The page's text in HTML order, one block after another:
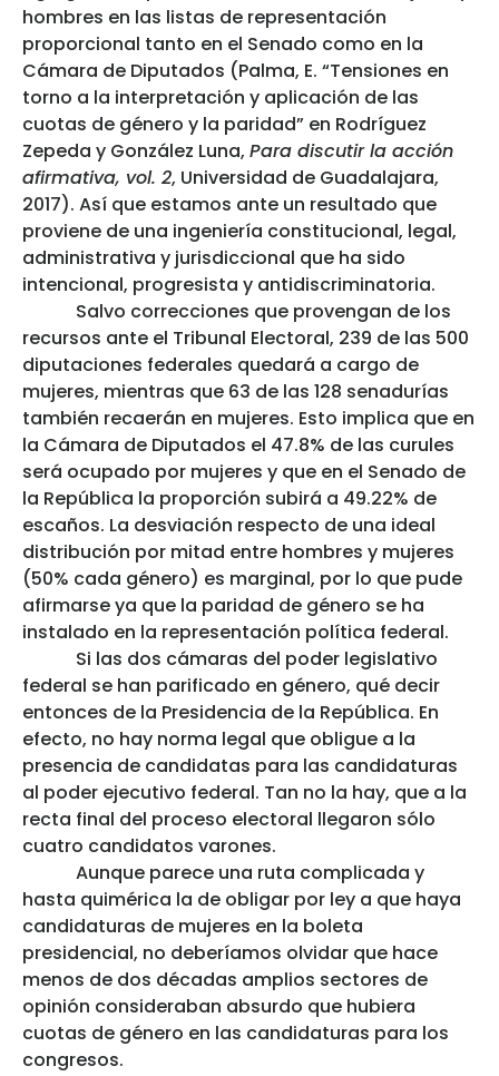
hombres en las listas de representación
proporcional tanto en el Senado como en la
Cámara de Diputados (Palma, E. “Tensiones en
torno a la interpretación y aplicación de las
cuotas de género y la paridad” en Rodríguez
Zepeda y González Luna, Para discutir la acción
afirmativa, vol. 2, Universidad de Guadalajara,
2017). Así que estamos ante un resultado que
proviene de una ingeniería constitucional, legal,
administrativa y jurisdiccional que ha sido
intencional, progresista y antidiscriminatoria.
Salvo correcciones que provengan de los
recursos ante el Tribunal Electoral, 239 de las 500
diputaciones federales quedará a cargo de
mujeres, mientras que 63 de las 128 senadurías
también recaerán en mujeres. Esto implica que en
la Cámara de Diputados el 47.8% de las curules
será ocupado por mujeres y que en el Senado de
la República la proporción subirá a 49.22% de
escaños. La desviación respecto de una ideal
distribución por mitad entre hombres y mujeres
(50% cada género) es marginal, por lo que pude
afirmarse ya que la paridad de género se ha
instalado en la representación política federal.
Si las dos cámaras del poder legislativo
federal se han parificado en género, qué decir
entonces de la Presidencia de la República. En
efecto, no hay norma legal que obligue a la
presencia de candidatas para las candidaturas
al poder ejecutivo federal. Tan no la hay, que a la
recta final del proceso electoral llegaron sólo
cuatro candidatos varones.
Aunque parece una ruta complicada y
hasta quimérica la de obligar por ley a que haya
candidaturas de mujeres en la boleta
presidencial, no deberíamos olvidar que hace
menos de dos décadas amplios sectores de
opinión consideraban absurdo que hubiera
cuotas de género en las candidaturas para los
congresos.